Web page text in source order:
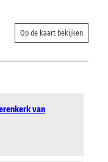
Op de kaart bekijken
van